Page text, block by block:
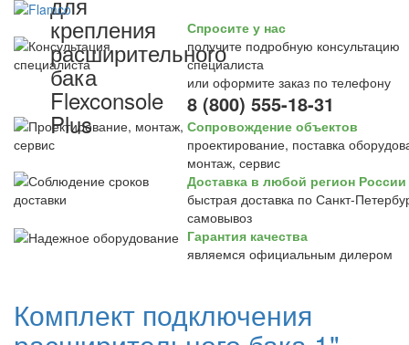
крепления
расширительного
бака
Flexconsole
Plus
Спросите у нас
получите подробную консультацию
специалиста
или оформите заказ по телефону
8 (800) 555-18-31
Сопровождение объектов
проектирование, поставка
монтаж, сервис
Доставка в любой регион России
быстрая доставка по Санкт-
самовывоз
Гарантия качества
являемся официальным дилером
Комплект подключения